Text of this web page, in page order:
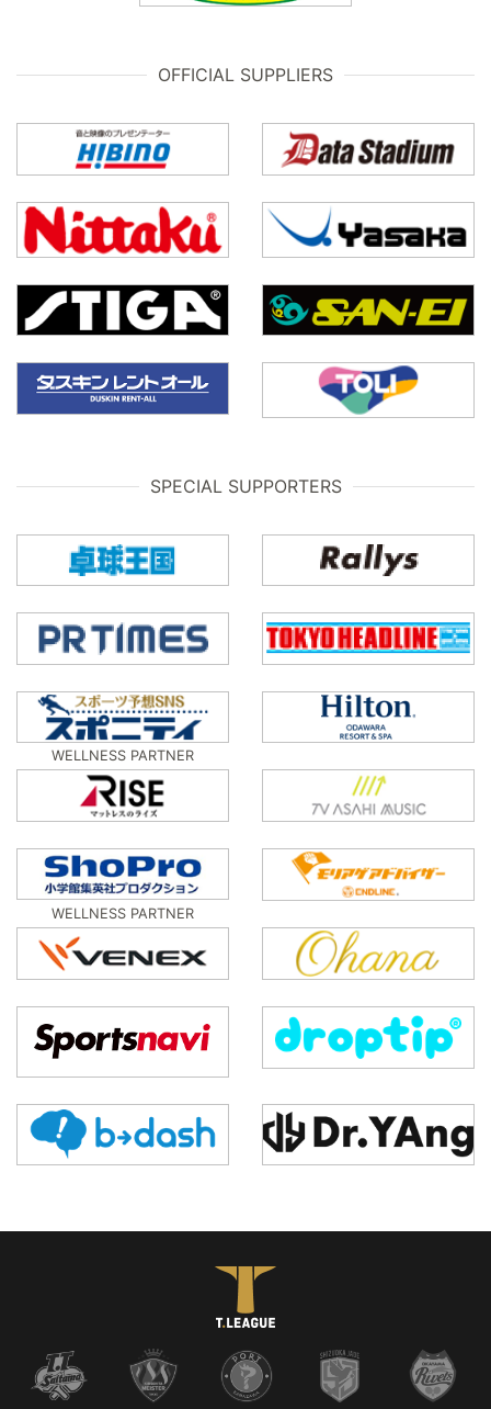
OFFICIAL SUPPLIERS
SPECIAL SUPPORTERS
WELLNESS PARTNER
WELLNESS PARTNER